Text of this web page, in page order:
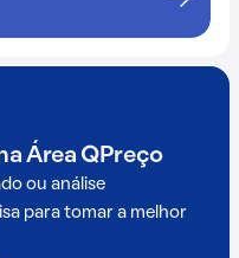
Área QPreço
ou análise
para tomar a melhor